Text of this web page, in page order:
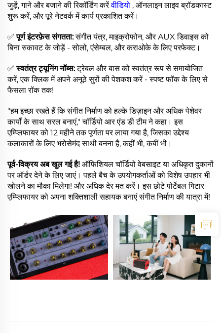
जुड़ें, गाने और बजाने की रिकॉर्डिंग करेंवीडियो , ऑनलाइन लाइव ब्रॉडकास्ट
शुरू करें, और पूरे नेटवर्क में कार्य प्रकाशित करें।
✅पूर्ण इंटरफ़ेस संगतता:संगीत यंत्र, माइक्रोफोन, और AUX डिवाइस को
बिना रुकावट के जोड़ें - सोलो, एंसेम्बल, और कराओके के लिए परफेक्ट।
✅स्वतंत्र ट्यूनिंग नॉब्स:ट्रेबल और बास को स्वतंत्र रूप से समायोजित
करें, एक क्लिक में अपने अनूठे सुरों की पेशकश करें - स्पष्ट फॉक के लिए से
फैसला रॉक तक!
"हम इच्छा रखते हैं कि संगीत निर्माण को हल्के डिज़ाइन और अधिक पेशेवर
कार्यों के साथ सरल बनाएं," चॉर्डियो आर एंड डी टीम ने कहा। इस
एम्प्लिफायर को 12 महीने तक पूर्णता पर लाया गया है, जिसका उद्देश्य
कलाकारों के लिए भरोसेमंद साथी बनना है, कहीं भी, कबीं भी।
पूर्व-विक्रय अब खुल गई है! ऑफिशियल चॉर्डियो वेबसाइट या अधिकृत दुकानों
पर ऑर्डर देने के लिए जाएं। पहले बैच के उपयोगकर्ताओं को विशेष उपहार भी
खोलने का मौका मिलेगा! और अधिक देर मत करें। इस छोटे पोर्टेबल गिटार
एम्प्लिफायर को अपना शक्तिशाली सहायक बनाएं संगीत निर्माण की यात्रा में!